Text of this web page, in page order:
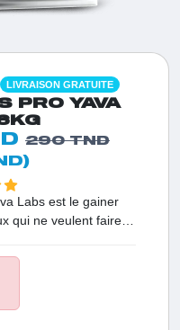
LIVRAISON GRATUITE
PRO YAVA
290 TND
Labs est le gainer
qui ne veulent faire
souhaitant franchir un
haute qualité assure
et une vitalité